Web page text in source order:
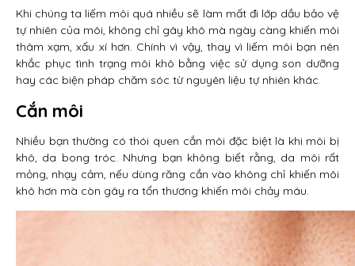
Khi chúng ta liếm môi quá nhiều sẽ làm mất đi lớp dầu bảo vệ
tự nhiên của môi, không chỉ gây khô mà ngày càng khiến môi
thâm xạm, xấu xí hơn. Chính vì vậy, thay vì liếm môi bạn nên
khắc phục tình trạng môi khô bằng việc sử dụng son dưỡng
hay các biện pháp chăm sóc từ nguyên liệu tự nhiên khác.
Cắn môi
Nhiều bạn thường có thói quen cắn môi đặc biệt là khi môi bị
khô, da bong tróc. Nhưng bạn không biết rằng, da môi rất
mỏng, nhạy cảm, nếu dùng răng cắn vào không chỉ khiến môi
khô hơn mà còn gây ra tổn thương khiến môi chảy máu.